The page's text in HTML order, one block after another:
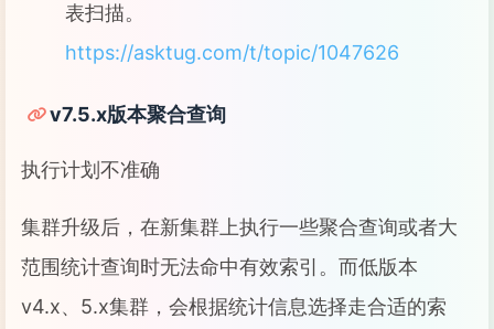
表扫描。
https://asktug.com/t/topic/1047626
v7.5.x版本聚合查询
执行计划不准确
集群升级后，在新集群上执行一些聚合查询或者大
范围统计查询时无法命中有效索引。而低版本
v4.x、5.x集群，会根据统计信息选择走合适的索